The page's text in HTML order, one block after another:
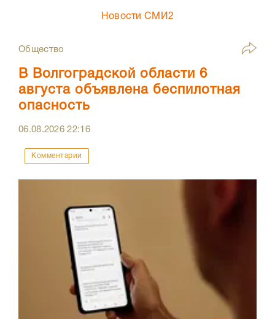
Новости СМИ2
Общество
В Волгоградской области 6
августа объявлена беспилотная
опасность
06.08.202622:16
Комментарии